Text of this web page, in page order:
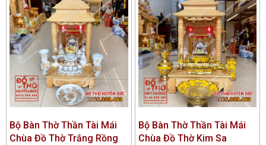
Bộ Bàn Thờ Thần Tài Mái
Chùa Đồ Thờ Trắng Rồng
Bộ Bàn Thờ Thần Tài Mái
Chùa Đồ Thờ Kim Sa